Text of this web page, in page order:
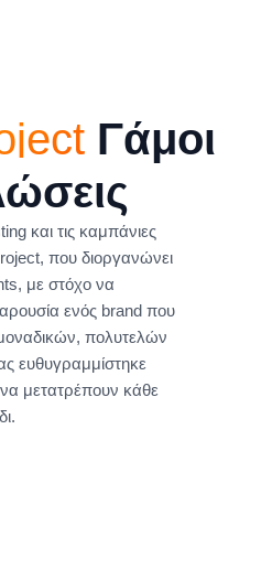
Γάμοι
και τις καμπάνιες
που διοργανώνει
με στόχο να
ενός brand που
μοναδικών, πολυτελών
ευθυγραμμίστηκε
μετατρέπουν κάθε